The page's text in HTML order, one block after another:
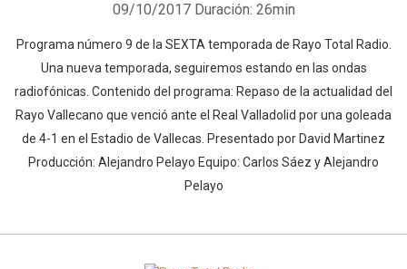
09/10/2017 Duración: 26min
Programa número 9 de la SEXTA temporada de Rayo Total Radio.
Una nueva temporada, seguiremos estando en las ondas
radiofónicas. Contenido del programa: Repaso de la actualidad del
Rayo Vallecano que venció ante el Real Valladolid por una goleada
de 4-1 en el Estadio de Vallecas. Presentado por David Martinez
Producción: Alejandro Pelayo Equipo: Carlos Sáez y Alejandro
Pelayo